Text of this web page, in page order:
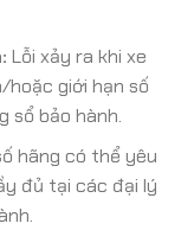
Lỗi xảy ra khi xe
giới hạn số
sổ bảo hành.
hãng có thể yêu
đủ tại các đại lý